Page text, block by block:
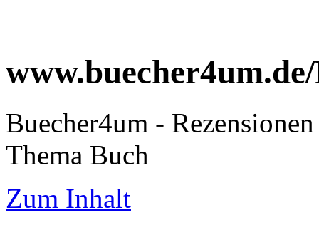
Buecher4um -
Thema Buch
Zum Inhalt